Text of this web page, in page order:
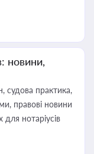
новини,
судова практика,
правові новини
нотаріусів